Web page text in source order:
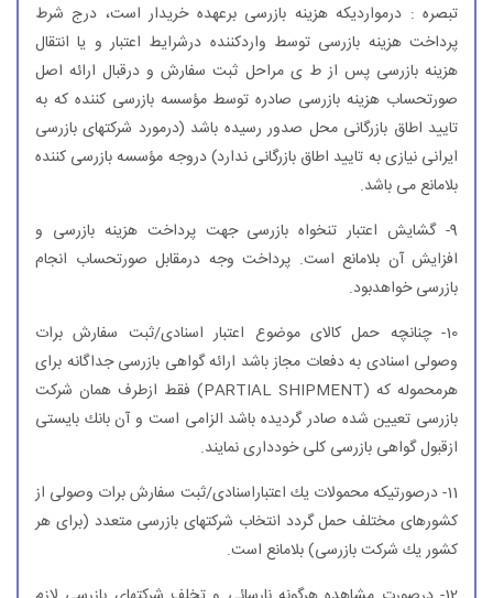
تبصره : درمواردیكه هزینه بازرسی برعهده خریدار است، درج شرط
پرداخت هزینه بازرسی توسط واردكننده درشرایط اعتبار و یا انتقال
هزینه بازرسی پس از ط ی مراحل ثبت سفارش و درقبال ارائه اصل
صورتحساب هزینه بازرسی صادره توسط مؤسسه بازرسی كننده كه به
تایید اطاق بازرگانی محل صدور رسیده باشد (درمورد شركتهای بازرسی
ایرانی نیازی به تایید اطاق بازرگانی ندارد) دروجه مؤسسه بازرسی كننده
بلامانع می باشد.
9- گشایش اعتبار تنخواه بازرسی جهت پرداخت هزینه بازرسی و
افزایش آن بلامانع است. پرداخت وجه درمقابل صورتحساب انجام
بازرسی خواهدبود.
10- چنانچه حمل كالای موضوع اعتبار اسنادی/ثبت سفارش برات
وصولی اسنادی به دفعات مجاز باشد ارائه گواهی بازرسی جداگانه برای
هرمحموله كه (PARTIAL SHIPMENT) فقط ازطرف همان شركت
بازرسی تعیین شده صادر گردیده باشد الزامی است و آن بانك بایستی
ازقبول گواهی بازرسی كلی خودداری نمایند.
11- درصورتیكه محمولات یك اعتباراسنادی/ثبت سفارش برات وصولی از
كشورهای مختلف حمل گردد انتخاب شركتهای بازرسی متعدد (برای هر
كشور یك شركت بازرسی) بلامانع است.